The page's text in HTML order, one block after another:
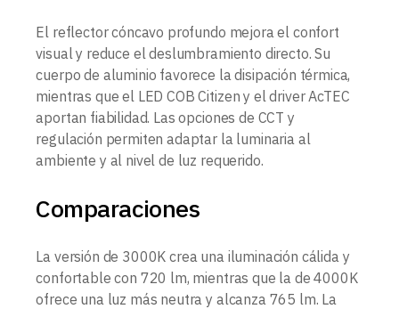
El reflector cóncavo profundo mejora el confort
visual y reduce el deslumbramiento directo. Su
cuerpo de aluminio favorece la disipación térmica,
mientras que el LED COB Citizen y el driver AcTEC
aportan fiabilidad. Las opciones de CCT y
regulación permiten adaptar la luminaria al
ambiente y al nivel de luz requerido.
Comparaciones
La versión de 3000K crea una iluminación cálida y
confortable con 720 lm, mientras que la de 4000K
ofrece una luz más neutra y alcanza 765 lm. La